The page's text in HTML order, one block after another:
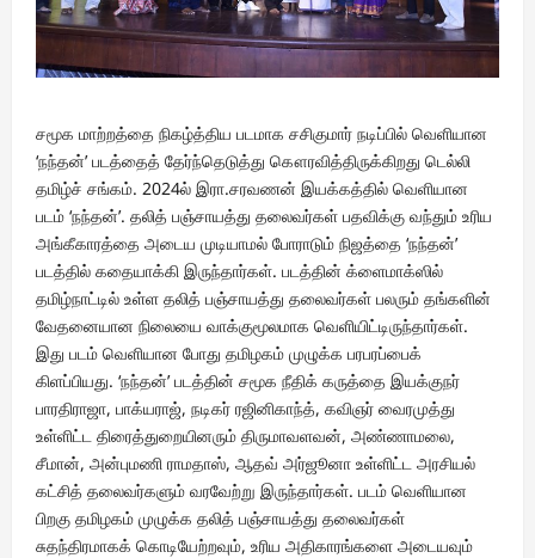
சமூக மாற்றத்தை நிகழ்த்திய படமாக சசிகுமார் நடிப்பில் வெளியான
‘நந்தன்’ படத்தைத் தேர்ந்தெடுத்து கௌரவித்திருக்கிறது டெல்லி
தமிழ்ச் சங்கம். 2024ல் இரா.சரவணன் இயக்கத்தில் வெளியான
படம் ‘நந்தன்’. தலித் பஞ்சாயத்து தலைவர்கள் பதவிக்கு வந்தும் உரிய
அங்கீகாரத்தை அடைய முடியாமல் போராடும் நிஜத்தை ‘நந்தன்’
படத்தில் கதையாக்கி இருந்தார்கள். படத்தின் க்ளைமாக்ஸில்
தமிழ்நாட்டில் உள்ள தலித் பஞ்சாயத்து தலைவர்கள் பலரும் தங்களின்
வேதனையான நிலையை வாக்குமூலமாக வெளியிட்டிருந்தார்கள்.
இது படம் வெளியான போது தமிழகம் முழுக்க பரபரப்பைக்
கிளப்பியது. ‘நந்தன்’ படத்தின் சமூக நீதிக் கருத்தை இயக்குநர்
பாரதிராஜா, பாக்யராஜ், நடிகர் ரஜினிகாந்த், கவிஞர் வைரமுத்து
உள்ளிட்ட திரைத்துறையினரும் திருமாவளவன், அண்ணாமலை,
சீமான், அன்புமணி ராமதாஸ், ஆதவ் அர்ஜூனா உள்ளிட்ட அரசியல்
கட்சித் தலைவர்களும் வரவேற்று இருந்தார்கள். படம் வெளியான
பிறகு தமிழகம் முழுக்க தலித் பஞ்சாயத்து தலைவர்கள்
சுதந்திரமாகக் கொடியேற்றவும், உரிய அதிகாரங்களை அடையவும்